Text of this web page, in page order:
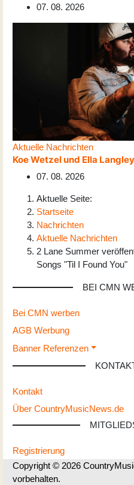
07. 08. 2026
Aktuelle Nachrichten
Koe Wetzel und Ella
07. 08. 2026
Aktuelle Seite:
Startseite
Nachrichten
Aktuelle Nachrichten
2 Lane Summer
Songs "Til I Found You"
BEI CMN
Bei CMN werben
AGB Werbung
Banner Referenzen
Kontakt
Über CountryMusicNews.de
Registrierung
Copyright © 2026
vorbehalten.